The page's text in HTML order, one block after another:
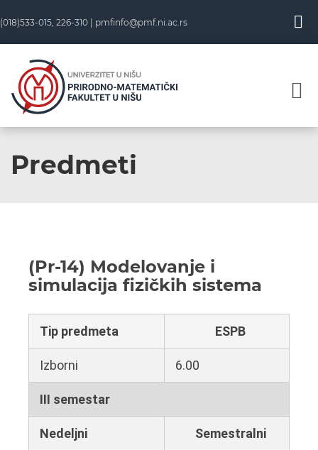
(018)533-015, 226-310 | pmfinfo@pmf.ni.ac.rs
Predmeti
(Pr-14) Modelovanje i
simulacija fizičkih sistema
Tip predmeta ESPB
Izborni 6.00
III semestar
Nedeljni Semestralni